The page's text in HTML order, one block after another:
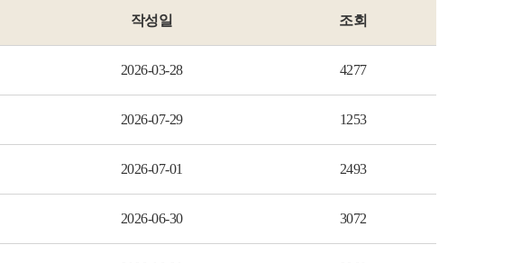
작성일 조회
2026-03-28 4277
2026-07-29 1253
2026-07-01 2493
2026-06-30 3072